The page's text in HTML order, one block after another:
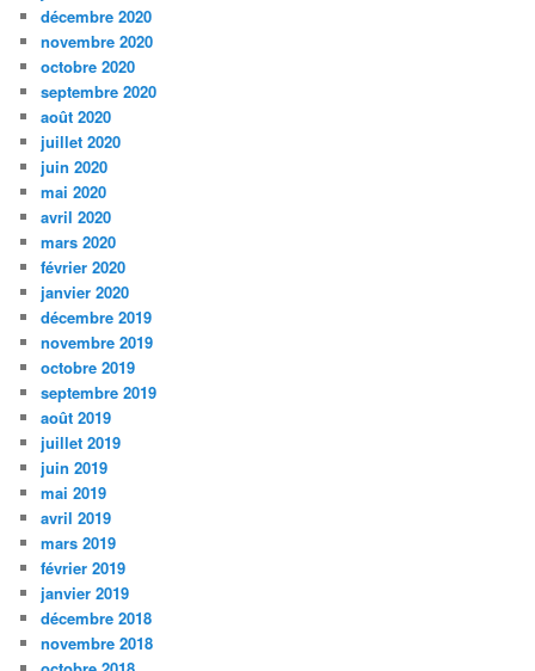
décembre 2020
novembre 2020
octobre 2020
septembre 2020
août 2020
juillet 2020
juin 2020
mai 2020
avril 2020
mars 2020
février 2020
janvier 2020
décembre 2019
novembre 2019
octobre 2019
septembre 2019
août 2019
juillet 2019
juin 2019
mai 2019
avril 2019
mars 2019
février 2019
janvier 2019
décembre 2018
novembre 2018